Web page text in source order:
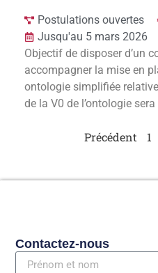
Postulations ouvertes
Jusqu'au 5 mars 2026
Objectif de disposer d’un
accompagner la mise en
ontologie simplifiée
de la V0 de l’ontologie
Précédent 1
Contactez-nous